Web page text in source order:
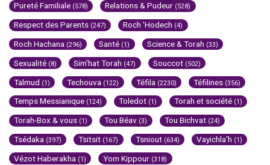
Pureté Familiale (578) Relations & Pudeur (528)
Respect des Parents (247) Roch 'Hodech (4)
Roch Hachana (296) Santé (1) Science & Torah (33)
Sexualité (8) Sim'hat Torah (47) Souccot (502)
Talmud (1) Techouva (122) Téfila (2230) Téfilines (356)
Temps Messianique (124) Toledot (1) Torah et société (1)
Torah-Box & vous (1) Tou Béav (3) Tou Bichvat (24)
Tsédaka (397) Tsitsit (167) Tsniout (634) Vayichla'h (1)
Vézot Haberakha (1) Yom Kippour (318)